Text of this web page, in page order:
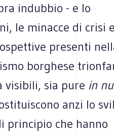
indubbio - e lo
le minacce di crisi
presenti
borghese
visibili, sia pure in
anzi lo
principio che hanno